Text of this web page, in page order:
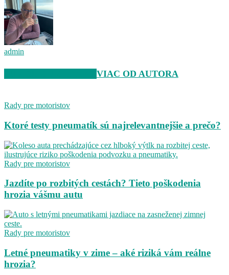
admin
VIAC OD AUTORA
Rady pre motoristov
Ktoré testy pneumatík sú najrelevantnejšie a prečo?
Rady pre motoristov
Jazdíte po rozbitých cestách? Tieto poškodenia
hrozia vášmu autu
Rady pre motoristov
Letné pneumatiky v zime – aké riziká vám reálne
hrozia?